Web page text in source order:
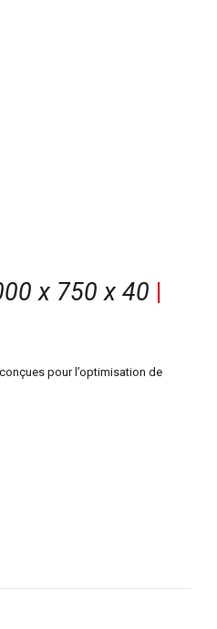
x 750 x 40 |
pour l’optimisation de